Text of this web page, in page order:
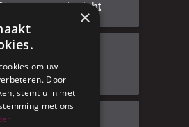
ons een bericht
Adresgegevens
×
om uw
Door
stemt u in met
met ons